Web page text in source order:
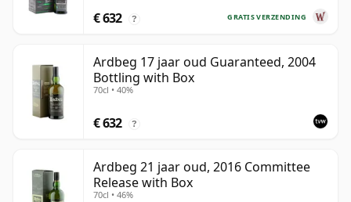
GRATIS VERZENDING
€ 632 ?
Ardbeg 17 jaar oud Guaranteed, 2004
Bottling with Box
70cl • 40%
€ 632 ?
Ardbeg 21 jaar oud, 2016 Committee
Release with Box
70cl • 46%